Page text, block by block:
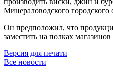
Минераловодского городского
Он предположил, что
заместить на полках
Версия для печати
Все новости